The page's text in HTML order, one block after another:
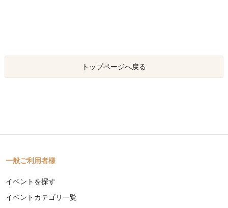
トップページへ戻る
一般ご利用者様
イベントを探す
イベントカテゴリ一覧